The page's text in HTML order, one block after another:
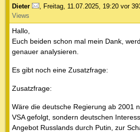
Dieter Freitag, 11.07.2025, 19:20 vor
Views
Hallo,
Euch beiden schon mal mein Dank,
genauer analysieren.
Es gibt noch eine Zusatzfrage:
Zusatzfrage:
Wäre die deutsche Regierung ab 2001
VSA gefolgt, sondern deutschen
Angebot Russlands durch Putin, zur